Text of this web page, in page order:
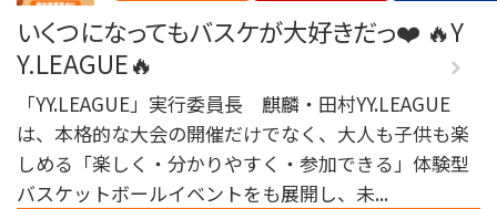
いくつになってもバスケが大好きだっ❤️ 🔥Y
Y.LEAGUE🔥
「YY.LEAGUE」実行委員長 麒麟・田村YY.LEAGUE
は、本格的な大会の開催だけでなく、大人も子供も楽
しめる「楽しく・分かりやすく・参加できる」体験型
バスケットボールイベントをも展開し、未...